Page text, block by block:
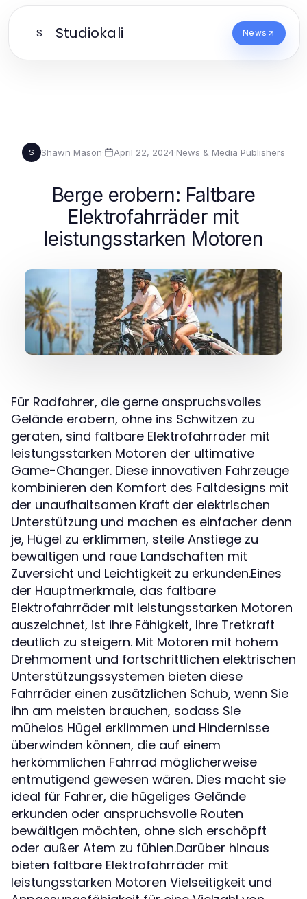
S Studiokali News
S Shawn Mason· April 22, 2024·News & Media Publishers
Berge erobern: Faltbare
Elektrofahrräder mit
leistungsstarken Motoren
Für Radfahrer, die gerne anspruchsvolles
Gelände erobern, ohne ins Schwitzen zu
geraten, sind faltbare Elektrofahrräder mit
leistungsstarken Motoren der ultimative
Game-Changer. Diese innovativen Fahrzeuge
kombinieren den Komfort des Faltdesigns mit
der unaufhaltsamen Kraft der elektrischen
Unterstützung und machen es einfacher denn
je, Hügel zu erklimmen, steile Anstiege zu
bewältigen und raue Landschaften mit
Zuversicht und Leichtigkeit zu erkunden.Eines
der Hauptmerkmale, das faltbare
Elektrofahrräder mit leistungsstarken Motoren
auszeichnet, ist ihre Fähigkeit, Ihre Tretkraft
deutlich zu steigern. Mit Motoren mit hohem
Drehmoment und fortschrittlichen elektrischen
Unterstützungssystemen bieten diese
Fahrräder einen zusätzlichen Schub, wenn Sie
ihn am meisten brauchen, sodass Sie
mühelos Hügel erklimmen und Hindernisse
überwinden können, die auf einem
herkömmlichen Fahrrad möglicherweise
entmutigend gewesen wären. Dies macht sie
ideal für Fahrer, die hügeliges Gelände
erkunden oder anspruchsvolle Routen
bewältigen möchten, ohne sich erschöpft
oder außer Atem zu fühlen.Darüber hinaus
bieten faltbare Elektrofahrräder mit
leistungsstarken Motoren Vielseitigkeit und